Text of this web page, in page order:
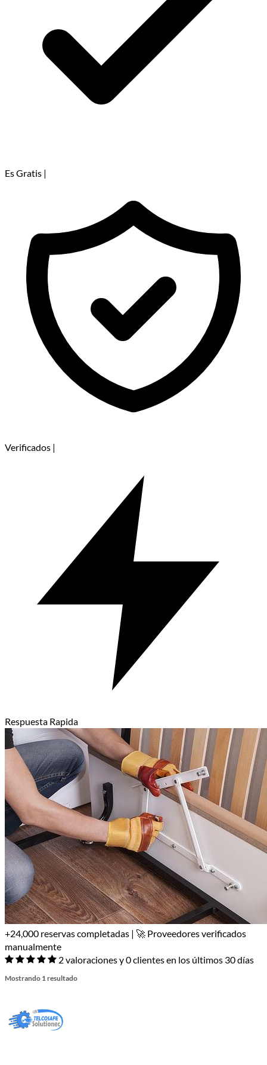
Es Gratis |
Verificados |
Respuesta Rapida
+24,000 reservas completadas | 🚀 Proveedores verificados
manualmente
2 valoraciones y 0 clientes en los últimos 30 días
Mostrando 1 resultado